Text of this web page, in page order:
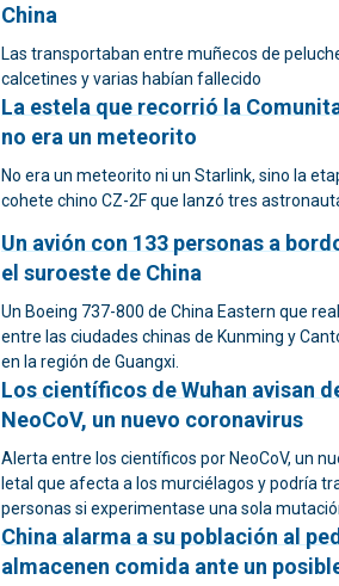
China
Las transportaban entre muñecos de
calcetines y varias habían fallecido
La estela que recorrió la
no era un meteorito
No era un meteorito ni un Starlink, sino la
cohete chino CZ-2F que lanzó tres
Un avión con 133 personas a
el suroeste de China
Un Boeing 737-800 de China Eastern que
entre las ciudades chinas de Kunming y
en la región de Guangxi.
Los científicos de Wuhan avisan
NeoCoV, un nuevo coronavirus
Alerta entre los científicos por NeoCoV, un
letal que afecta a los murciélagos y podría
personas si experimentase una sola
China alarma a su población al
almacenen comida ante un